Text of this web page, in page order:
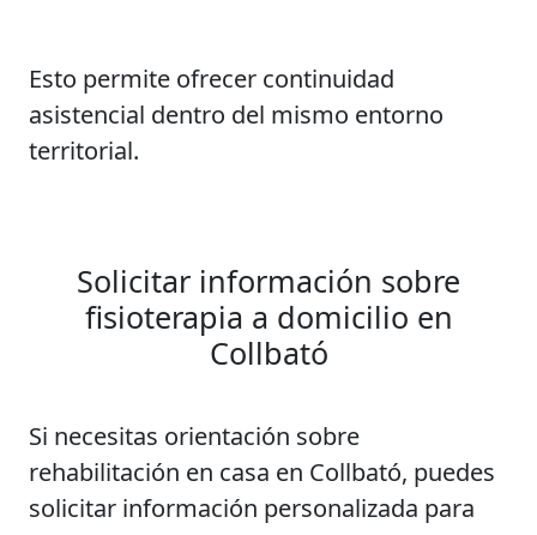
Esto permite ofrecer continuidad
asistencial dentro del mismo entorno
territorial.
Solicitar información sobre
fisioterapia a domicilio en
Collbató
Si necesitas orientación sobre
rehabilitación en casa en Collbató, puedes
solicitar información personalizada para